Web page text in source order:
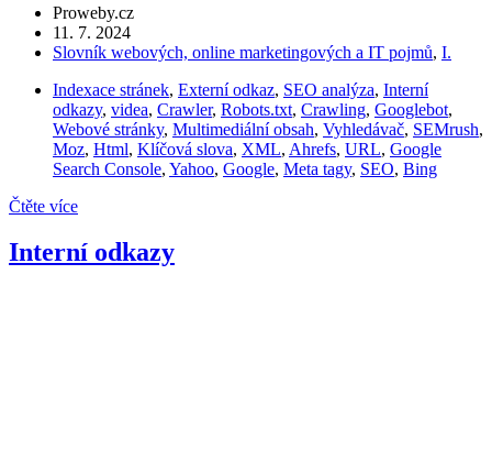
Proweby.cz
11. 7. 2024
Slovník webových, online marketingových a IT pojmů, I.
Indexace stránek, Externí odkaz, SEO analýza, Interní
odkazy, videa, Crawler, Robots.txt, Crawling, Googlebot,
Webové stránky, Multimediální obsah, Vyhledávač, SEMrush,
Moz, Html, Klíčová slova, XML, Ahrefs, URL, Google
Search Console, Yahoo, Google, Meta tagy, SEO, Bing
Čtěte více
Interní odkazy